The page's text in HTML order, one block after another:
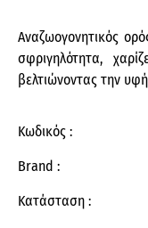
Αναζωογονητικός
σφριγηλότητα,
βελτιώνοντας την
Κωδικός :
Brand :
Κατάσταση :